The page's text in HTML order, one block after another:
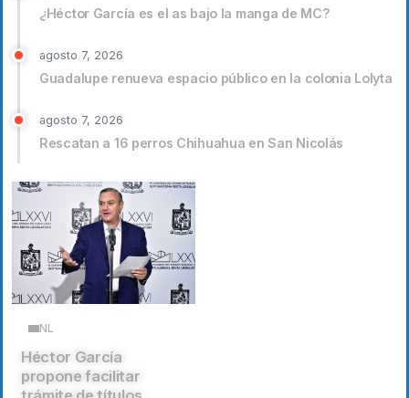
¿Héctor García es el as bajo la manga de MC?
agosto 7, 2026
Guadalupe renueva espacio público en la colonia Lolyta
agosto 7, 2026
Rescatan a 16 perros Chihuahua en San Nicolás
NL
Héctor García
propone facilitar